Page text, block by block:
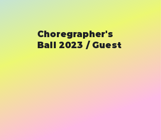
Choregrapher's
Ball 2023 / Guest